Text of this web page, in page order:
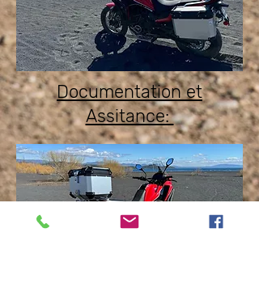
Documentation et
Assitance: